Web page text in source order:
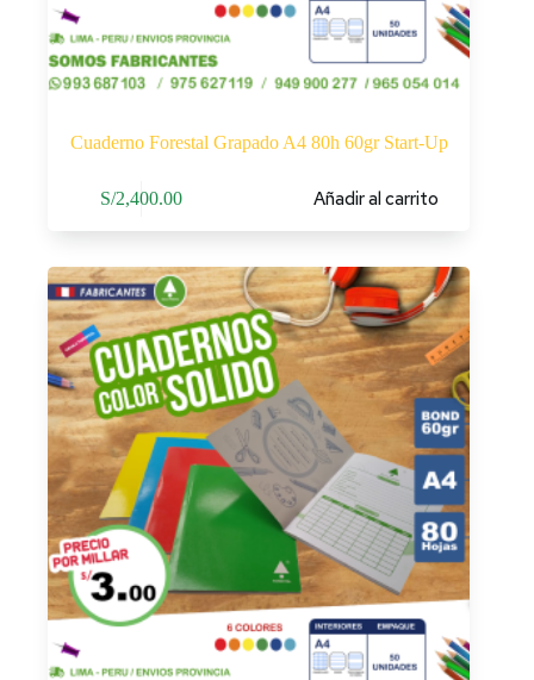
Cuaderno Forestal Grapado A4 80h 60gr Start-Up
S/2,400.00 Añadir al carrito